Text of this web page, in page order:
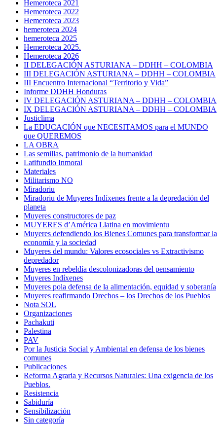
Hemeroteca 2021
Hemeroteca 2022
Hemeroteca 2023
hemeroteca 2024
hemeroteca 2025
Hemeroteca 2025.
Hemeroteca 2026
II DELEGACIÓN ASTURIANA – DDHH – COLOMBIA
III DELEGACIÓN ASTURIANA – DDHH – COLOMBIA
III Encuentro Internacional “Territorio y Vida”
Informe DDHH Honduras
IV DELEGACIÓN ASTURIANA – DDHH – COLOMBIA
IX DELEGACIÓN ASTURIANA – DDHH – COLOMBIA
Justiclima
La EDUCACIÓN que NECESITAMOS para el MUNDO
que QUEREMOS
LA OBRA
Las semillas, patrimonio de la humanidad
Latifundio Inmoral
Materiales
Militarismo NO
Miradoriu
Miradoriu de Muyeres Indíxenes frente a la depredación del
planeta
Muyeres constructores de paz
MUYERES d’América Llatina en movimientu
Muyeres defendiendo los Bienes Comunes para transformar la
economía y la sociedad
Muyeres del mundu: Valores ecosociales vs Extractivismo
depredador
Muyeres en rebeldía descolonizadoras del pensamiento
Muyeres Indíxenes
Muyeres pola defensa de la alimentación, equidad y soberanía
Muyeres reafirmando Drechos – los Drechos de los Pueblos
Nota SOL
Organizaciones
Pachakuti
Palestina
PAV
Por la Justicia Social y Ambiental en defensa de los bienes
comunes
Publicaciones
Reforma Agraria y Recursos Naturales: Una exigencia de los
Pueblos.
Resistencia
Sabiduría
Sensibilización
Sin categoría